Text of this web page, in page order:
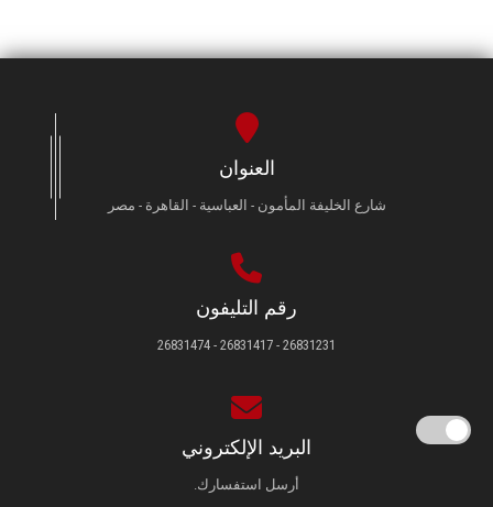
العنوان
شارع الخليفة المأمون - العباسية - القاهرة - مصر
رقم التليفون
26831231 - 26831417 - 26831474
البريد الإلكتروني
أرسل استفسارك.